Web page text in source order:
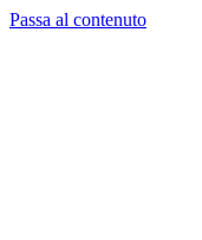
Passa al contenuto